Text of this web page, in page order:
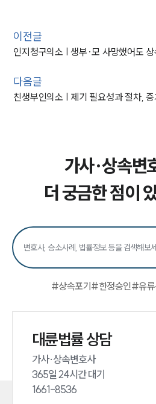
이전글
다음글
친생부인의소 | 제기 필요성과 절차,
가사·상속변
더 궁금한 점이
#상속포기 #한정승인#유
대륜법률 상담
가사·상속변호사
365일 24시간 대기
1661-8536